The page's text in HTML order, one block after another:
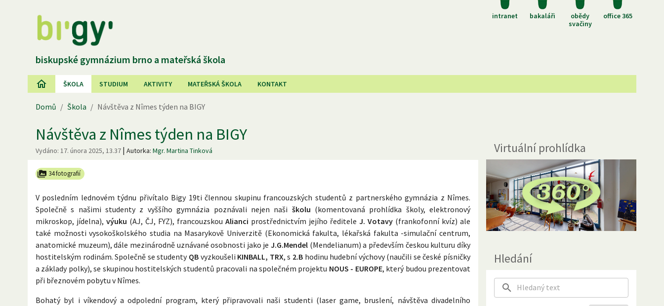
intranet bakaláři
obědy
svačiny
office 365
biskupské gymnázium brno a mateřská škola
ŠKOLA STUDIUM AKTIVITY MATEŘSKÁ ŠKOLA KONTAKT
Domů / Škola / Návštěva z Nîmes týden na BIGY
Návštěva z Nîmes týden na BIGY
Vydáno: 17. února 2025, 13.37 | Autorka: Mgr. Martina Tinková
34 fotografií
V posledním lednovém týdnu přivítalo Bigy 19ti člennou skupinu francouzských studentů z partnerského gymnázia z Nîmes.
Společně s našimi studenty z vyššího gymnázia poznávali nejen naši školu (komentovaná prohlídka školy, elektronový
mikroskop, jídelna), výuku (AJ, ČJ, FYZ), francouzskou Alianci prostřednictvím jejího ředitele J. Votavy (frankofonní kvíz) ale
také možnosti vysokoškolského studia na Masarykově Univerzitě (Ekonomická fakulta, lékařská fakulta -simulační centrum,
anatomické muzeum), dále mezinárodně uznávané osobnosti jako jeJ.G.Mendel (Mendelianum) a především českou kulturu díky
hostitelským rodinám. Společně se studenty QBvyzkoušeli KINBALL, TRX, s 2.Bhodinu hudební výchovy (naučili se české písničky
a základy polky), se skupinou hostitelských studentů pracovali na společném projektu NOUS - EUROPE, který budou prezentovat
při březnovém pobytu v Nîmes.
Bohatý byl i víkendový a odpolední program, který připravovali naši studenti (laser game, bruslení, návštěva divadelního
Virtuální prohlídka
Hledání